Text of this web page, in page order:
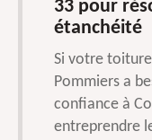
33 pour
étanchéité
Si votre toiture
Pommiers a
confiance à
entreprendre